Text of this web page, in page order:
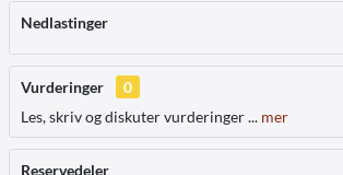
Nedlastinger
Vurderinger
0
Les, skriv og diskuter vurderinger ... mer
Reservedeler